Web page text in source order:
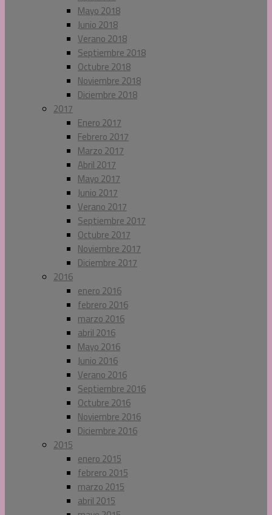
Mayo 2018
Junio 2018
Verano 2018
Septiembre 2018
Octubre 2018
Noviembre 2018
Diciembre 2018
2017
Enero 2017
Febrero 2017
Marzo 2017
Abril 2017
Mayo 2017
Junio 2017
Verano 2017
Septiembre 2017
Octubre 2017
Noviembre 2017
Diciembre 2017
2016
enero 2016
febrero 2016
marzo 2016
abril 2016
Mayo 2016
Junio 2016
Verano 2016
Septiembre 2016
Octubre 2016
Noviembre 2016
Diciembre 2016
2015
enero 2015
febrero 2015
marzo 2015
abril 2015